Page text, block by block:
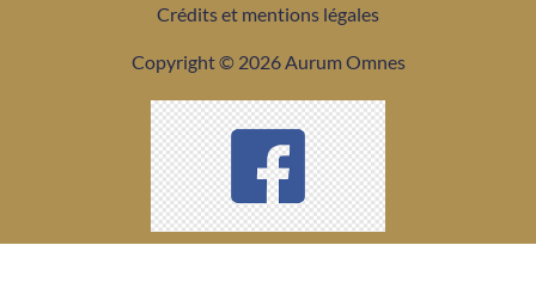
Crédits et mentions légales
Copyright © 2026 Aurum Omnes